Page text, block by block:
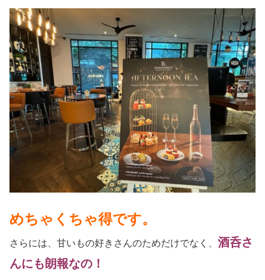
めちゃくちゃ得です。
さらには、甘いもの好きさんのためだけでなく、 酒呑さ
んにも朗報なの！